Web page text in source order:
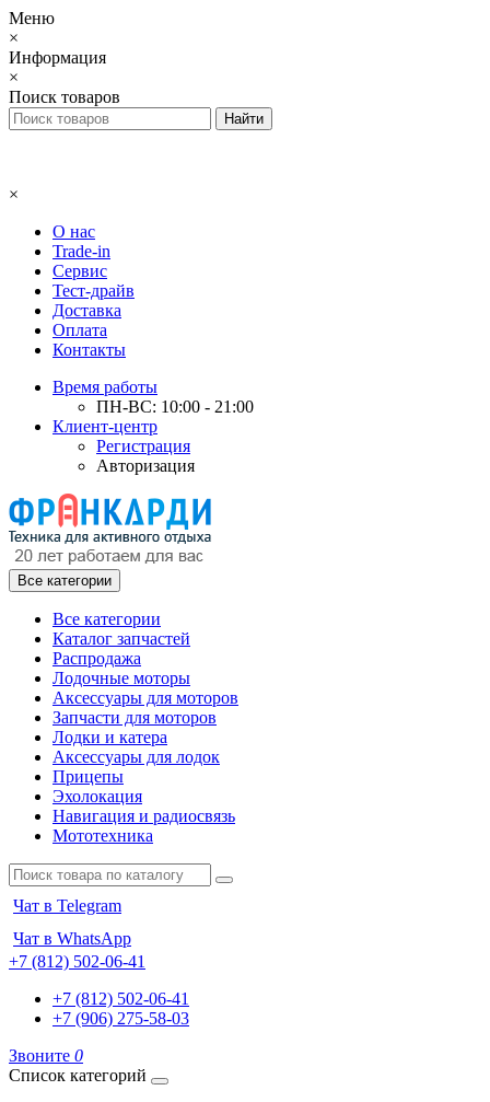
Меню
×
Информация
×
Поиск товаров
×
О нас
Trade-in
Сервис
Тест-драйв
Доставка
Оплата
Контакты
Время работы
ПН-ВС: 10:00 - 21:00
Клиент-центр
Регистрация
Авторизация
Все категории
Все категории
Каталог запчастей
Распродажа
Лодочные моторы
Аксессуары для моторов
Запчасти для моторов
Лодки и катера
Аксессуары для лодок
Прицепы
Эхолокация
Навигация и радиосвязь
Мототехника
Чат в Telegram
Чат в WhatsApp
+7 (812) 502-06-41
+7 (812) 502-06-41
+7 (906) 275-58-03
Звоните 0
Список категорий